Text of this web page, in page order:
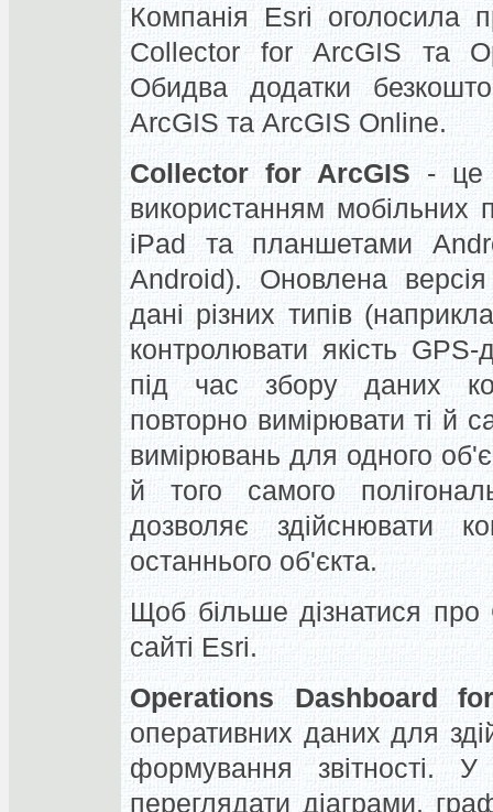
Компанія Esri оголосила
Collector for ArcGIS та
Обидва додатки
ArcGIS та ArcGIS Online.
Collector for ArcGIS - це
використанням мобільних
iPad та планшетами
Android). Оновлена
дані різних типів
контролювати якість
під час збору даних
повторно вимірювати ті й
вимірювань для одного
й того самого
дозволяє здійснювати
останнього об'єкта.
Щоб більше дізнатися про
сайті Esri.
Operations Dashboard
оперативних даних для
формування звітності.
переглядати діаграми,